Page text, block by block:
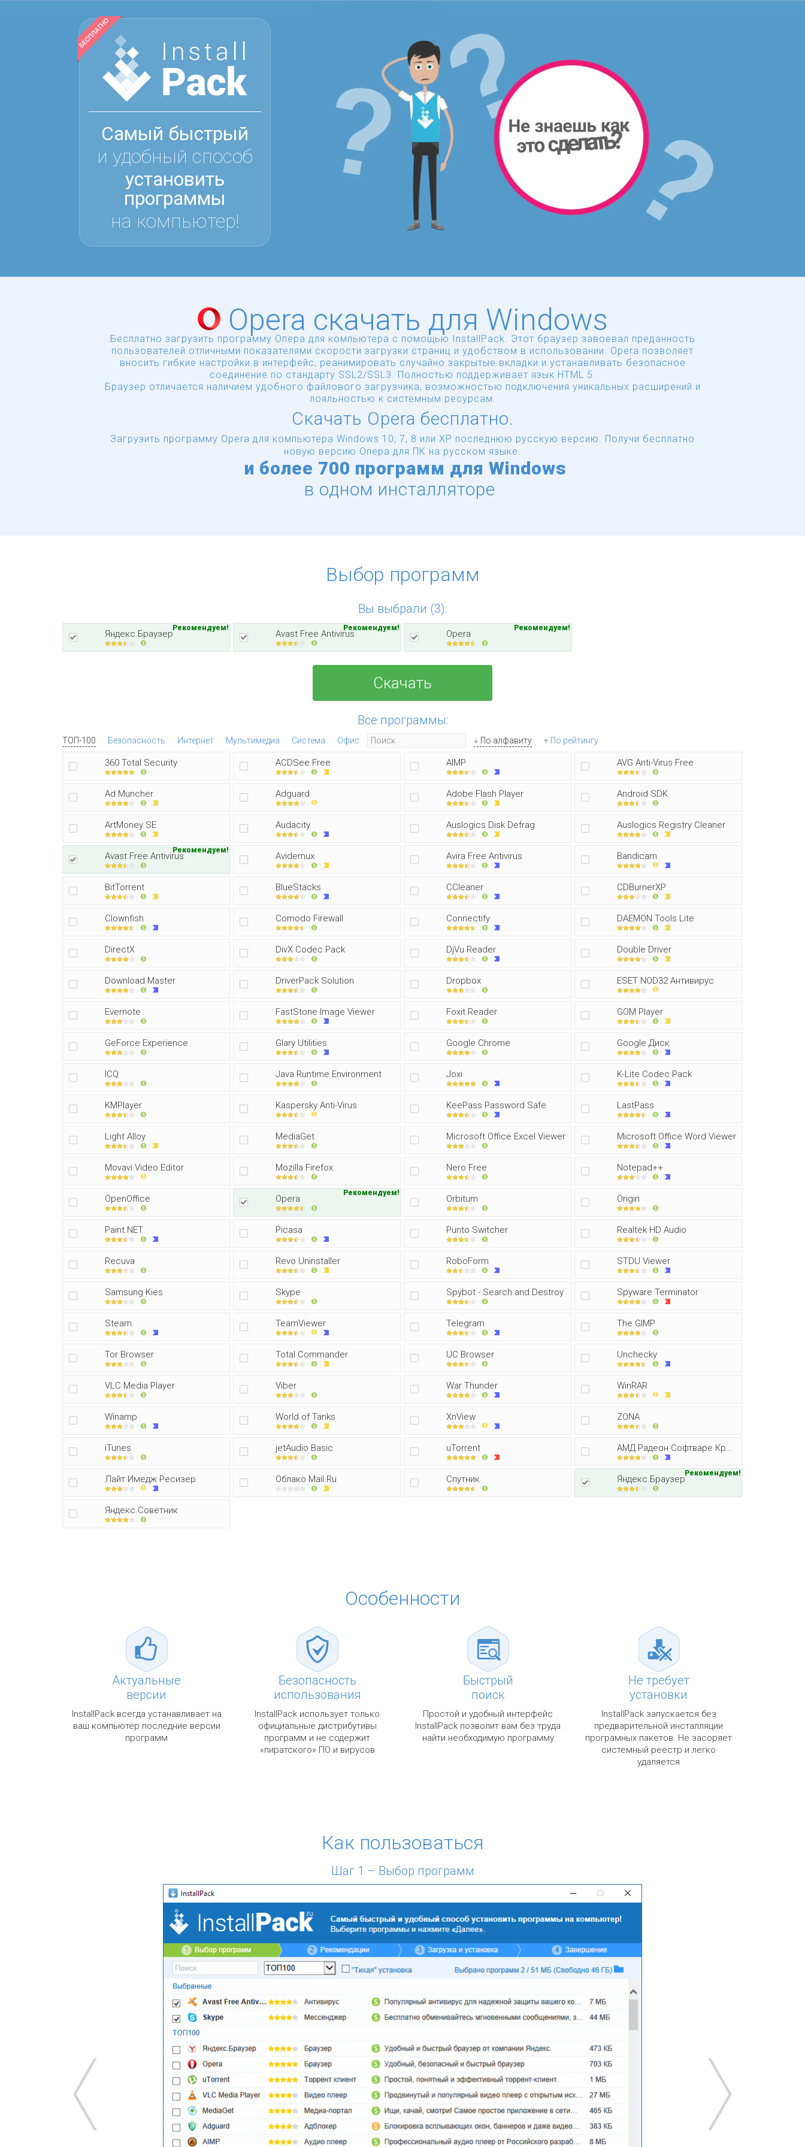
Самый быстрый
и удобный способ
установить
программы
на компьютер!
Opera скачать для Windows
Бесплатно загрузить программу Опера для компьютера с помощью InstallPack. Этот браузер завоевал преданность
пользователей отличными показателями скорости загрузки страниц и удобством в использовании. Opera позволяет
вносить гибкие настройки в интерфейс, реанимировать случайно закрытые вкладки и устанавливать безопасное
соединение по стандарту SSL2/SSL3. Полностью поддерживает язык HTML 5.
Браузер отличается наличием удобного файлового загрузчика, возможностью подключения уникальных расширений и
лояльностью к системным ресурсам.
Скачать Opera бесплатно.
Загрузить программу Opera для компьютера Windows 10, 7, 8 или XP последнюю русскую версию. Получи бесплатно
новую версию Опера для ПК на русском языке.
и более 700 программ для Windows
в одном инсталляторе
Выбор программ
Вы выбрали (3):
Яндекс.Браузер
Рекомендуем!
Avast Free Antivirus
Рекомендуем!
Opera
Рекомендуем!
Скачать
Все программы:
ТОП-100 Безопасность Интернет Мультимедиа Система Офис По алфавиту По рейтингу
360 Total Security ACDSee Free AIMP AVG Anti-Virus Free
Ad Muncher Adguard Adobe Flash Player Android SDK
ArtMoney SE Audacity Auslogics Disk Defrag Auslogics Registry Cleaner
Avast Free Antivirus
Рекомендуем!
Avidemux Avira Free Antivirus Bandicam
BitTorrent BlueStacks CCleaner CDBurnerXP
Clownfish Comodo Firewall Connectify DAEMON Tools Lite
DirectX DivX Codec Pack DjVu Reader Double Driver
Download Master DriverPack Solution Dropbox ESET NOD32 Антивирус
Evernote FastStone Image Viewer Foxit Reader GOM Player
GeForce Experience Glary Utilities Google Chrome Google Диск
ICQ Java Runtime Environment Joxi K-Lite Codec Pack
KMPlayer Kaspersky Anti-Virus KeePass Password Safe LastPass
Light Alloy MediaGet Microsoft Office Excel Viewer Microsoft Office Word Viewer
Movavi Video Editor Mozilla Firefox Nero Free Notepad++
OpenOffice Opera
Рекомендуем!
Orbitum Origin
Paint.NET Picasa Punto Switcher Realtek HD Audio
Recuva Revo Uninstaller RoboForm STDU Viewer
Samsung Kies Skype Spybot - Search and Destroy Spyware Terminator
Steam TeamViewer Telegram The GIMP
Tor Browser Total Commander UC Browser Unchecky
VLC Media Player Viber War Thunder WinRAR
Winamp World of Tanks XnView ZONA
iTunes jetAudio Basic uTorrent АМД Радеон Софтваре Кримсон Едитор
Лайт Имедж Ресизер Облако Mail.Ru Спутник Яндекс.Браузер
Рекомендуем!
Яндекс.Советник
Особенности
Актуальные
версии
InstallPack всегда устанавливает на
ваш компьютер последние версии
программ
Безопасность
использования
InstallPack использует только
официальные дистрибутивы
программ и не содержит
«пиратского» ПО и вирусов
Быстрый
поиск
Простой и удобный интерфейс
InstallPack позволит вам без труда
найти необходимую программу
Не требует
установки
InstallPack запускается без
предварительной инсталляции
програмных пакетов. Не засоряет
системный реестр и легко
удаляется
Как пользоваться
Шаг 1 – Выбор программ